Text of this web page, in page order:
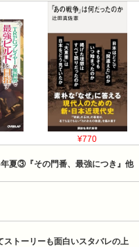
¥770
夏③『その門番、最強につき』他
ストーリーも面白いスタバレの上